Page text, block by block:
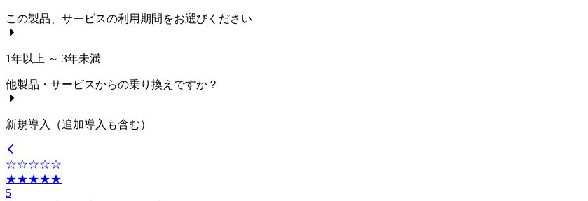
この製品、サービスの利用期間をお選びください
1年以上 ～ 3年未満
他製品・サービスからの乗り換えですか？
新規導入（追加導入も含む）
☆☆☆☆☆
★★★★★
5